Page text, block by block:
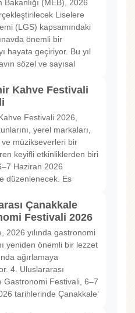
Bakanlığı (MEB), 2026
Liselere
(LGS) kapsamındaki
önemli bir
hayata geçiriyor. Bu yıl
sözel ve sayısal
Kahve Festivali
Festivali 2026,
yerel markaları,
ve müzikseverleri bir
keyifli etkinliklerden biri
Haziran 2026
düzenlenecek. Es
Çanakkale
Festivali 2026
2026 yılında gastronomi
yeniden önemli bir lezzet
ağırlamaya
4. Uluslararası
Gastronomi Festivali, 6–7
tarihlerinde Çanakkale’